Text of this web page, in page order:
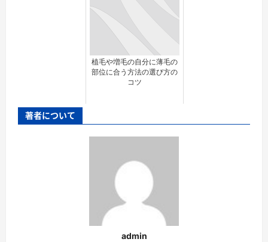
植毛や増毛の自分に薄毛の
部位に合う方法の選び方の
コツ
著者について
admin